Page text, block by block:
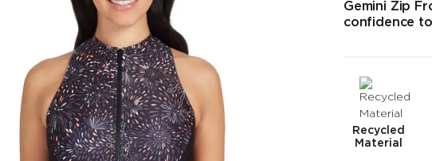
Gemini Zip
confidence
Recycled
Material